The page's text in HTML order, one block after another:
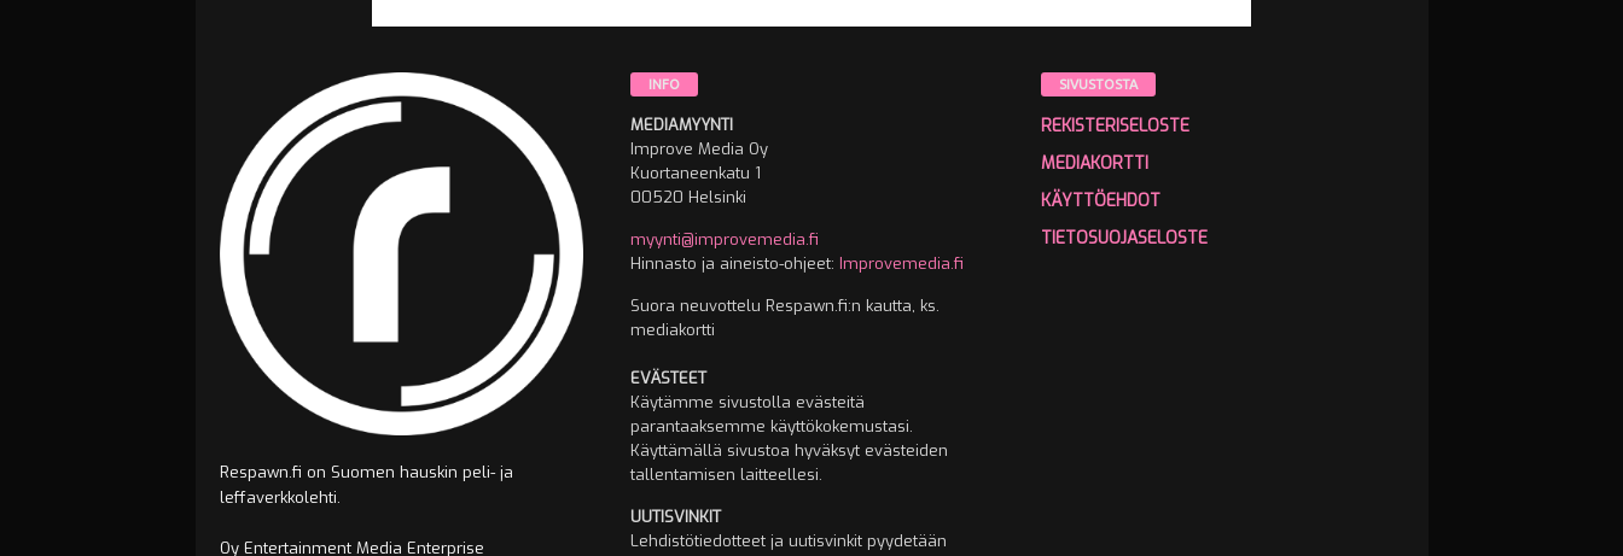
Respawn.fi on Suomen hauskin peli- ja
leffaverkkolehti.
Oy Entertainment Media Enterprise
INFO
MEDIAMYYNTI
Improve Media Oy
Kuortaneenkatu 1
00520 Helsinki
myynti@improvemedia.fi
Hinnasto ja aineisto-ohjeet: Improvemedia.fi
Suora neuvottelu Respawn.fi:n kautta, ks.
mediakortti
EVÄSTEET
Käytämme sivustolla evästeitä
parantaaksemme käyttökokemustasi.
Käyttämällä sivustoa hyväksyt evästeiden
tallentamisen laitteellesi.
UUTISVINKIT
Lehdistötiedotteet ja uutisvinkit pyydetään
SIVUSTOSTA
REKISTERISELOSTE
MEDIAKORTTI
KÄYTTÖEHDOT
TIETOSUOJASELOSTE